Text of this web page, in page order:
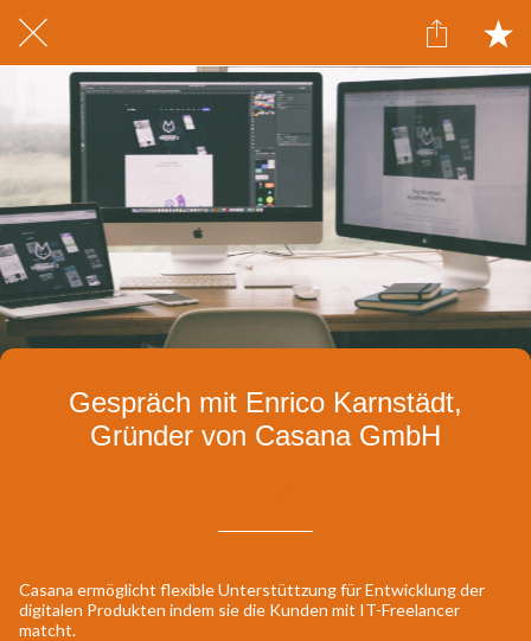
Gespräch mit Enrico Karnstädt,
Gründer von Casana GmbH
Casana ermöglicht flexible Unterstüttzung für Entwicklung der
digitalen Produkten indem sie die Kunden mit IT-Freelancer
matcht.